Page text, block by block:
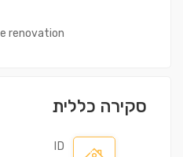
renovation
סקירה כללית
ID